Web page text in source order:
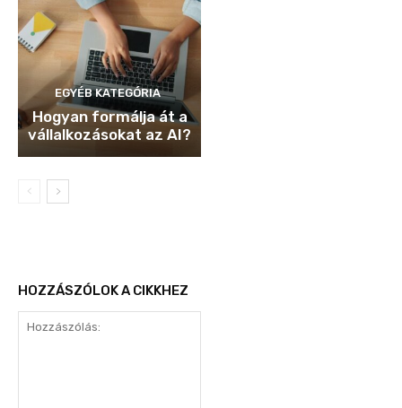
EGYÉB KATEGÓRIA
Hogyan formálja át a
vállalkozásokat az AI?
HOZZÁSZÓLOK A CIKKHEZ